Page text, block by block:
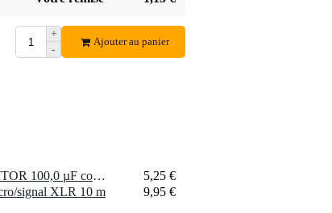
Devine SPE25/R
+
-
Ajouter au panier
2 x Visaton BIPOLAR CAPACITOR 100,0 µF composant pour enceinte
5,25 €
signal XLR 10 m
9,95 €